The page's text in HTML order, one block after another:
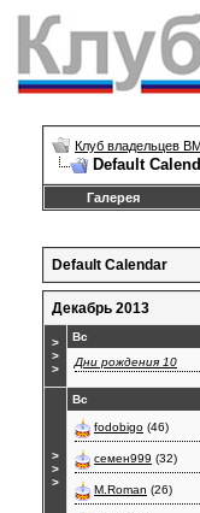
Клуб владельцев
Default
Галерея
Default Calendar
Декабрь 2013
>
>
>
Вс
Дни рождения 10
>
>
>
Вс
fodobigo (46)
семен999 (32)
M.Roman (26)